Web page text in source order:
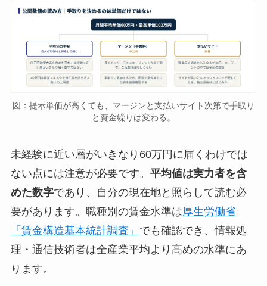
図：提示単価が高くても、マージンと支払いサイト次第で手取り
と資金繰りは変わる。
未経験に近い層がいきなり60万円に届くわけでは
ない点には注意が必要です。 平均値は実力者を含
めた数字であり、自分の現在地と照らして読む必
要があります。職種別の賃金水準は厚生労働省
「賃金構造基本統計調査」 でも確認でき、情報処
理・通信技術者は全産業平均より高めの水準にあ
ります。